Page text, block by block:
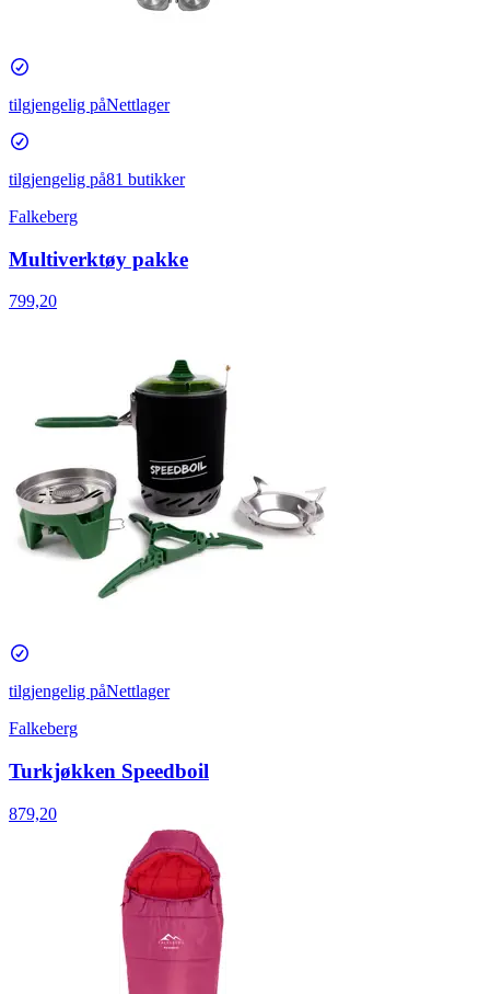
tilgjengelig påNettlager
tilgjengelig på81 butikker
Falkeberg
Multiverktøy pakke
799,20
tilgjengelig påNettlager
Falkeberg
Turkjøkken Speedboil
879,20